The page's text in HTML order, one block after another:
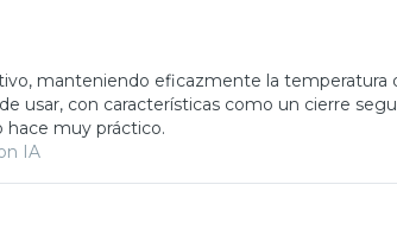
manteniendo eficazmente la temperatura
usar, con características como un cierre
hace muy práctico.
IA